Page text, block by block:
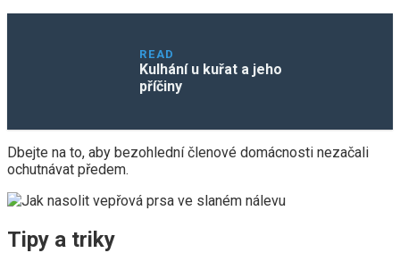
READ
Kulhání u kuřat a jeho
příčiny
Dbejte na to, aby bezohlední členové domácnosti nezačali
ochutnávat předem.
Tipy a triky